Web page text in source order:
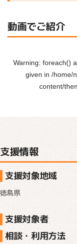
動画でご紹介
Warning: foreach()
given in /home/
content/
支援情報
支援対象地域
徳島県
支援対象者
相談・利用方法